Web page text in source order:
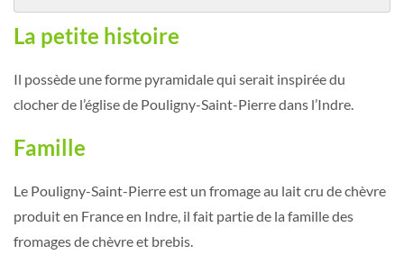
La petite histoire
Il possède une forme pyramidale qui serait inspirée du
clocher de l’église de Pouligny-Saint-Pierre dans l’Indre.
Famille
Le Pouligny-Saint-Pierre est un fromage au lait cru de chèvre
produit en France en Indre, il fait partie de la famille des
fromages de chèvre et brebis.